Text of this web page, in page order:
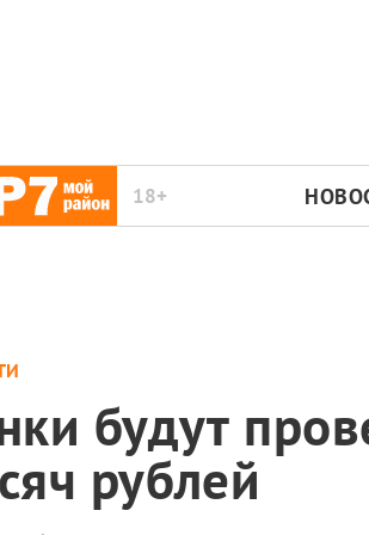
18+
будут
рублей